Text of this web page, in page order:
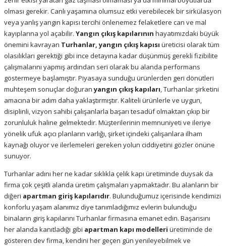
olması gerekir. Canlı yaşamına olumsuz etki verebilecek bir sirkülasyon
veya yanlış yangın kapısı tercihi önlenemez felaketlere can ve mal
kayıplarına yol açabilir. Yangın çıkış kapılarının hayatımızdaki büyük
önemini kavrayan Turhanlar, yangın çıkış kapısı üreticisi olarak tüm
olasılıkları gerektiği gibi ince detayına kadar düşünmüş gerekli fizibilite
çalışmalarını yapmış ardından seri olarak bu alanda performans
göstermeye başlamıştır. Piyasaya sunduğu ürünlerden geri dönütleri
muhteşem sonuçlar doğuranyangın çıkış kapıları, Turhanlar şirketini
amacına bir adım daha yaklaştırmıştır. Kaliteli ürünlerle ve uygun,
disiplinli, vizyon sahibi çalışanlarla başarı tesadüf olmaktan çıkıp bir
zorunluluk haline gelmektedir. Müşterilerinin memnuniyeti ve ileriye
yönelik ufuk açıcı planların varlığı, şirket içindeki çalışanlara ilham
kaynağı oluyor ve ilerlemeleri gereken yolun ciddiyetini gözler önüne
sunuyor.
Turhanlar adını her ne kadar sıklıkla çelik kapı üretiminde duysak da
firma çok çeşitli alanda üretim çalışmaları yapmaktadır. Bu alanların bir
diğeri apartman giriş kapılarıdır. Bulunduğumuz içerisinde kendimizi
konforlu yaşam alanımız diye tanımladığımız evlerin bulunduğu
binaların giriş kapılarını Turhanlar firmasına emanet edin. Başarısını
her alanda kanıtladığı gibi apartman kapı modelleri üretiminde de
gösteren dev firma, kendini her geçen gün yenileyebilmek ve